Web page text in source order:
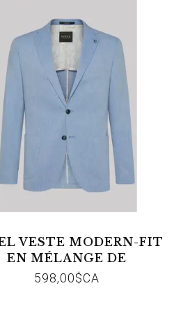
VESTE MODERN-FIT
EN MÉLANGE DE
AÉRÉS EDWARD
598,00$CA